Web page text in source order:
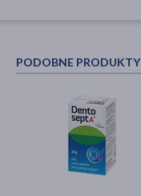
PODOBNE PRODUKTY